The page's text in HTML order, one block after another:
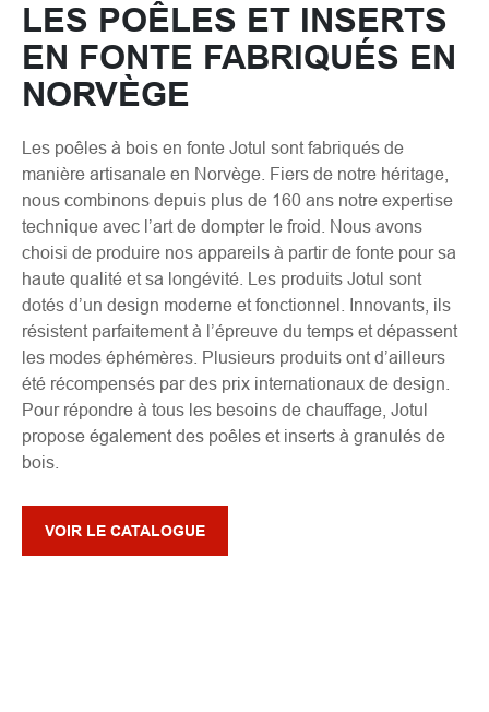
LES POÊLES ET INSERTS
EN FONTE FABRIQUÉS EN
NORVÈGE
Les poêles à bois en fonte Jotul sont fabriqués de
manière artisanale en Norvège. Fiers de notre héritage,
nous combinons depuis plus de 160 ans notre expertise
technique avec l’art de dompter le froid. Nous avons
choisi de produire nos appareils à partir de fonte pour sa
haute qualité et sa longévité. Les produits Jotul sont
dotés d’un design moderne et fonctionnel. Innovants, ils
résistent parfaitement à l’épreuve du temps et dépassent
les modes éphémères. Plusieurs produits ont d’ailleurs
été récompensés par des prix internationaux de design.
Pour répondre à tous les besoins de chauffage, Jotul
propose également des poêles et inserts à granulés de
bois.
VOIR LE CATALOGUE